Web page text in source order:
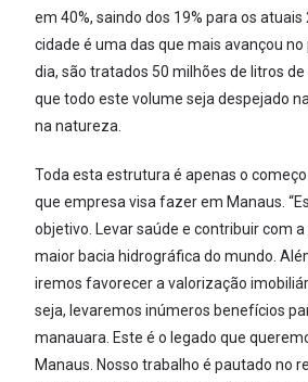
em 40%, saindo dos 19% para os
cidade é uma das que mais avançou
dia, são tratados 50 milhões de litros
que todo este volume seja despejado
na natureza.
Toda esta estrutura é apenas o
que empresa visa fazer em Manaus.
objetivo. Levar saúde e contribuir com
maior bacia hidrográfica do mundo.
iremos favorecer a valorização
seja, levaremos inúmeros benefícios
manauara. Este é o legado que
Manaus. Nosso trabalho é pautado no